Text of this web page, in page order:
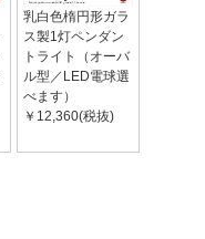
乳白色楕円形ガラ
ス製1灯ペンダン
トライト（オーバ
ル型／LED電球選
べます）
￥12,360(税抜)